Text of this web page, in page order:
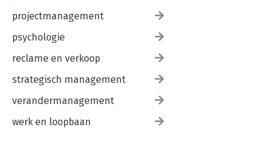
projectmanagement
psychologie
reclame en verkoop
strategisch management
verandermanagement
werk en loopbaan